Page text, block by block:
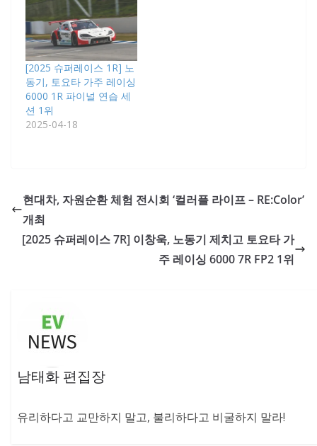
[2025 슈퍼레이스 1R] 노
동기, 토요타 가주 레이싱
6000 1R 파이널 연습 세
션 1위
2025-04-18
현대차, 자원순환 체험 전시회 ‘컬러플 라이프 – RE:Color’
개최
[2025 슈퍼레이스 7R] 이창욱, 노동기 제치고 토요타 가
주 레이싱 6000 7R FP2 1위
남태화 편집장
유리하다고 교만하지 말고, 불리하다고 비굴하지 말라!